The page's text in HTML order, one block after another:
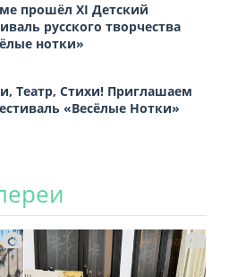
прошёл XI Детский
русского творчества
нотки»
Театр, Стихи! Приглашаем
«Весёлые Нотки»